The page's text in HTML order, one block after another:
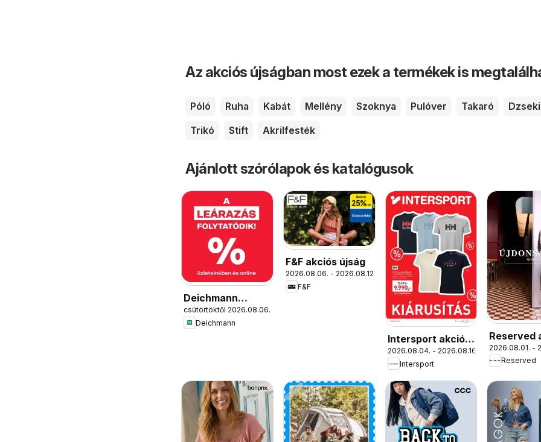
Az akciós újságban most ezek a termékek is
Póló Ruha Kabát Mellény Szoknya Pulóver Takaró
Dzseki
Trikó
Stift Akrilfesték
Ajánlott szórólapok és katalógusok
Deichmann
akciós újság
csütörtöktől 2026.08.06.
Deichmann
F&F akciós újság
2026.08.06. - 2026.08.12.
F&F
Intersport akciós
újság
2026.08.04. - 2026.08.16.
Intersport
Reserved
újság
2026.08.01. -
Reserved